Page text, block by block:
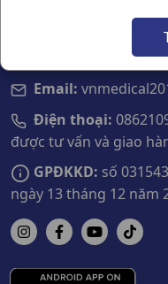
Địa điểm kinh
134/1 Tô Hiến Thành,
Email:
Điện thoại:
được tư vấn và giao
GPĐKKD: số
ngày 13 tháng 12 năm